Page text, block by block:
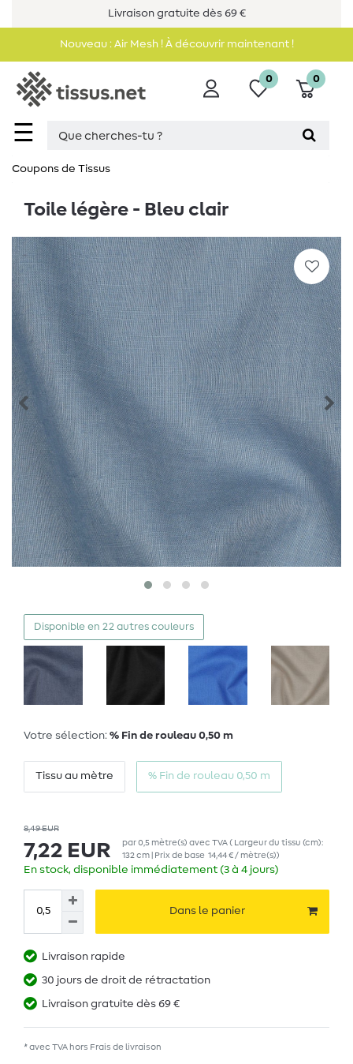
Livraison gratuite dès 69 €
Nouveau : Air Mesh ! À découvrir maintenant !
☰
0 0
Coupons de Tissus
Toile légère - Bleu clair
Disponible en 22 autres couleurs
Votre sélection: % Fin de rouleau 0,50 m
Tissu au mètre % Fin de rouleau 0,50 m
8,49 EUR
7,22 EUR par0,5 mètre(s) avec TVA( Largeur du tissu (cm):
132 cm | Prix de base 14,44 € / mètre(s))
En stock, disponible immédiatement (3 à 4 jours)
Dans le panier
Livraison rapide
30 jours de droit de rétractation
Livraison gratuite dès 69 €
* avec TVA hors Frais de livraison